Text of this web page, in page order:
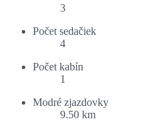
3
Počet sedačiek
4
Počet kabín
1
Modré zjazdovky
9.50 km